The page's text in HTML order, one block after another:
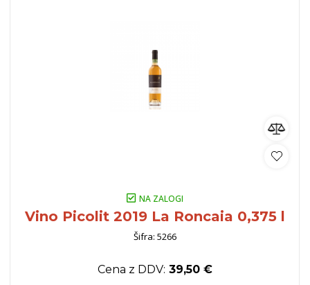
NA ZALOGI
Vino Picolit 2019 La Roncaia 0,375 l
Šifra: 5266
Cena z DDV: 39,50 €